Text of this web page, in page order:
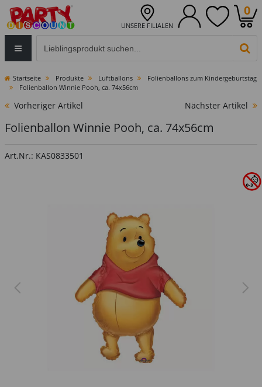
UNSERE FILIALEN
0
Startseite Produkte Luftballons
Folienballons zum Kindergeburtstag
Folienballon Winnie Pooh, ca. 74x56cm
Vorheriger Artikel Nächster Artikel
Folienballon Winnie Pooh, ca. 74x56cm
Art.Nr.: KAS0833501